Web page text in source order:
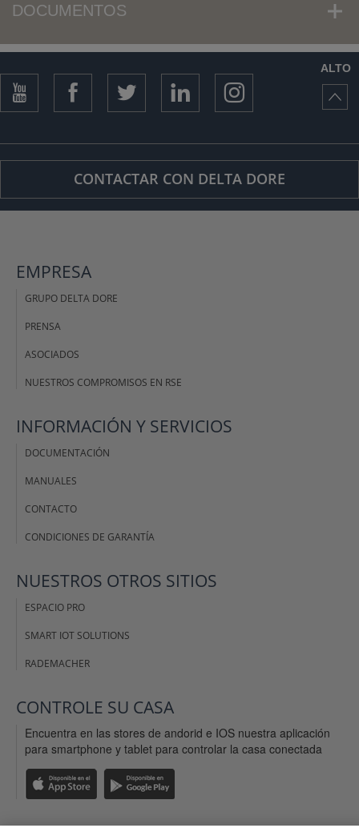
DOCUMENTOS
ALTO
CONTACTAR CON DELTA DORE
EMPRESA
GRUPO DELTA DORE
PRENSA
ASOCIADOS
NUESTROS COMPROMISOS EN RSE
INFORMACIÓN Y SERVICIOS
DOCUMENTACIÓN
MANUALES
CONTACTO
CONDICIONES DE GARANTÍA
NUESTROS OTROS SITIOS
ESPACIO PRO
SMART IOT SOLUTIONS
RADEMACHER
CONTROLE SU CASA
Encuentra en las stores de andorid e IOS nuestra aplicación
para smartphone y tablet para controlar la casa conectada